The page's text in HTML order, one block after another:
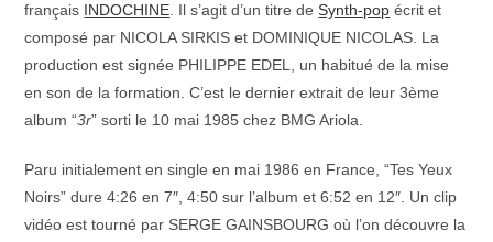
français INDOCHINE . Il s’agit d’un titre deSynth-pop écrit et
composé par NICOLA SIRKIS et DOMINIQUE NICOLAS. La
production est signée PHILIPPE EDEL, un habitué de la mise
en son de la formation. C’est le dernier extrait de leur 3ème
album “3r” sorti le 10 mai 1985 chez BMG Ariola.
Paru initialement en single en mai 1986 en France, “Tes Yeux
Noirs” dure 4:26 en 7″, 4:50 sur l’album et 6:52 en 12″. Un clip
vidéo est tourné par SERGE GAINSBOURG où l’on découvre la